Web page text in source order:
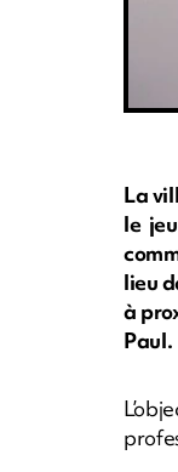
La
le
lieu
à
Paul.